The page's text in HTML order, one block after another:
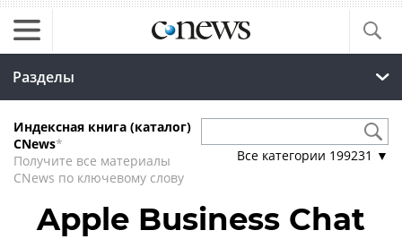
Разделы
Индексная книга (каталог)
CNews*
Получите все материалы
CNews по ключевому слову
Все категории 199231 ▼
Apple Business Chat